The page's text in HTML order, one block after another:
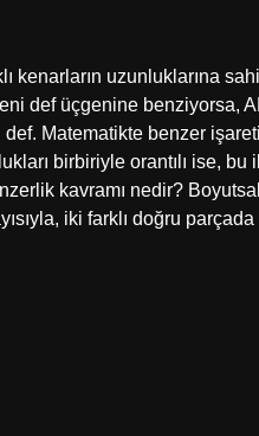
kenarların uzunluklarına
def üçgenine benziyorsa,
Matematikte benzer
birbiriyle orantılı ise,
kavramı nedir?
iki farklı doğru parçada